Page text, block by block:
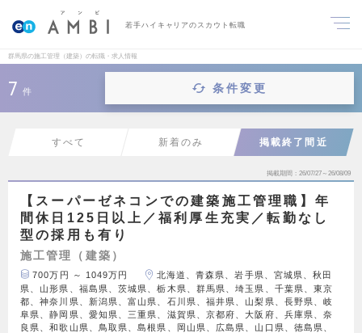
若手ハイキャリアのスカウト転職
群馬県の施工管理（建築）の転職・求人情報
7 件 条件変更
すべて 新着のみ 掲載終了間近
掲載期間 26/07/27～26/08/09
【スーパーゼネコンでの建築施工管理職】年
間休日125日以上／福利厚生充実／転勤なし
型の採用も有り
施工管理（建築）
700万円 ～ 1049万円
北海道、青森県、岩手県、宮城県、秋田
県、山形県、福島県、茨城県、栃木県、群馬県、埼玉県、千葉県、東京
都、神奈川県、新潟県、富山県、石川県、福井県、山梨県、長野県、岐
阜県、静岡県、愛知県、三重県、滋賀県、京都府、大阪府、兵庫県、奈
良県、和歌山県、鳥取県、島根県、岡山県、広島県、山口県、徳島県、